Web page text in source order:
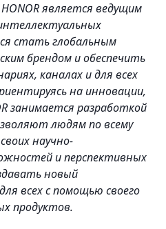
является ведущим
стать глобальным
брендом и обеспечить
каналах и для всех
на инновации,
занимается разработкой
людям по всему
научно-
и перспективных
новый
всех с помощью своего
продуктов.